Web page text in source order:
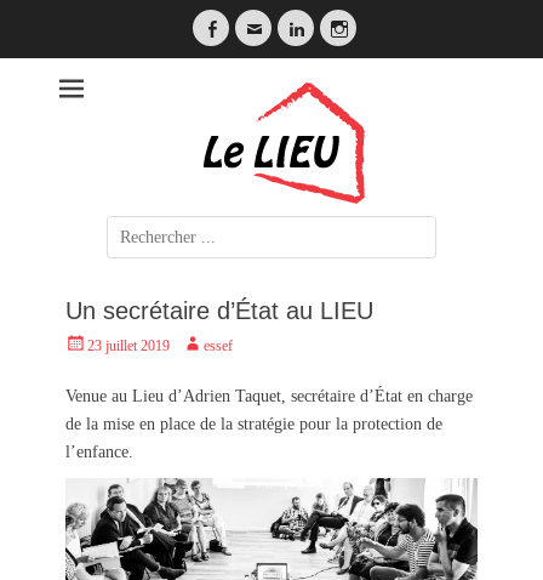
Facebook
EmailLinkedInInstagram
LE LIEU
Search
for:
Un secrétaire d’État au LIEU
Posted23 juillet 2019 Authoressef
Venue au Lieu d’Adrien Taquet, secrétaire d’État en charge
de la mise en place de la stratégie pour la protection de
l’enfance.